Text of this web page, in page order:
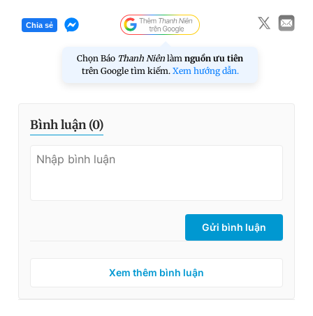
Chia sẻ
Chọn Báo Thanh Niên làm nguồn ưu tiên
trên Google tìm kiếm. Xem hướng dẫn.
Bình luận (0)
Gửi bình luận
Xem thêm bình luận